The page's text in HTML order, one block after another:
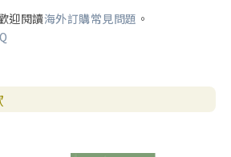
迎閱讀海外訂購常見問題 。